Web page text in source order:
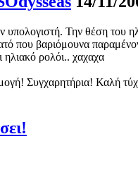
υπολογιστή. Την θέση του
που βαριόμουνα
ηλιακό ρολόι.. χαχαχα
Συγχαρητήρια! Καλή